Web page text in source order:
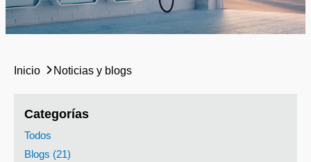
Inicio Noticias y blogs
Categorías
Todos
Blogs (21)